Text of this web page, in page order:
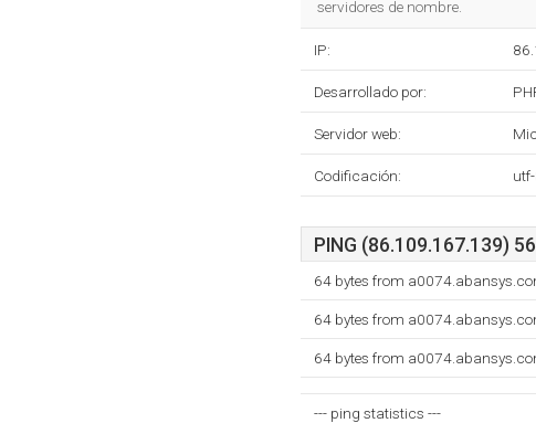
servidores de nombre.
IP:
Desarrollado por:
Servidor web:
Codificación:
PING (86.109.167.139)
64 bytes from
64 bytes from
64 bytes from
--- ping statistics ---